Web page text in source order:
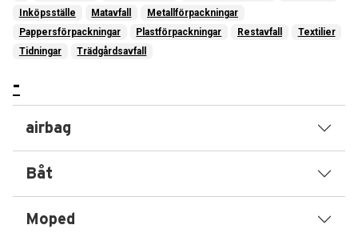
Inköpsställe
Matavfall
Metallförpackningar
Pappersförpackningar
Plastförpackningar Restavfall
Textilier
Tidningar
Trädgårdsavfall
-
airbag
Båt
Moped